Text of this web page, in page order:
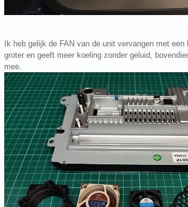
Ik heb gelijk de FAN van de unit vervangen met
groter en geeft meer koeling zonder geluid,
mee.